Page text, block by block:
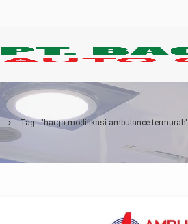
Tag : "harga modifikasi ambulance termurah"